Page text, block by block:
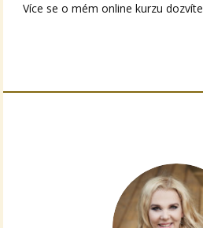
Více se o mém online kurzu dozvíte